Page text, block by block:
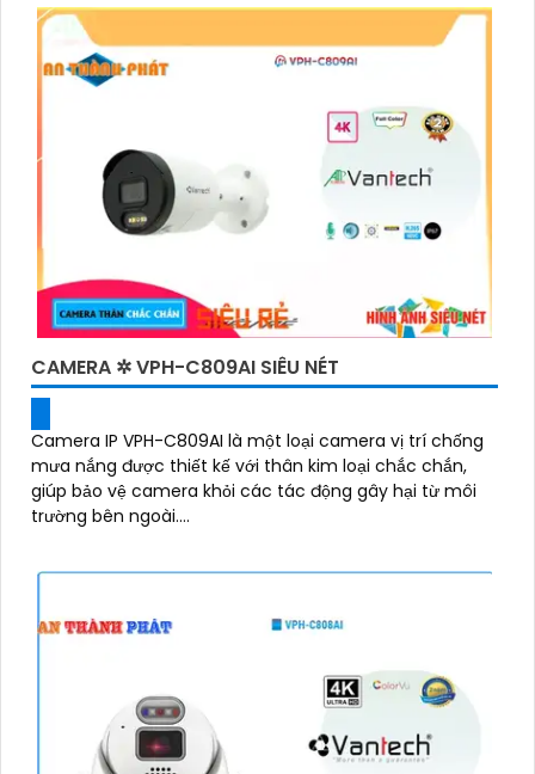
CAMERA ✲ VPH-C809AI SIÊU NÉT
Camera IP VPH-C809AI là một loại camera vị trí chống
mưa nắng được thiết kế với thân kim loại chắc chắn,
giúp bảo vệ camera khỏi các tác động gây hại từ môi
trường bên ngoài....